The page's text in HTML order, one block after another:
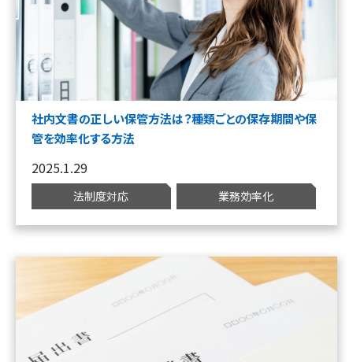
社内文書の正しい保管方法は？種類ごとの保存期間や保
管を効率化する方法
2025.1.29
法制度対応 業務効率化